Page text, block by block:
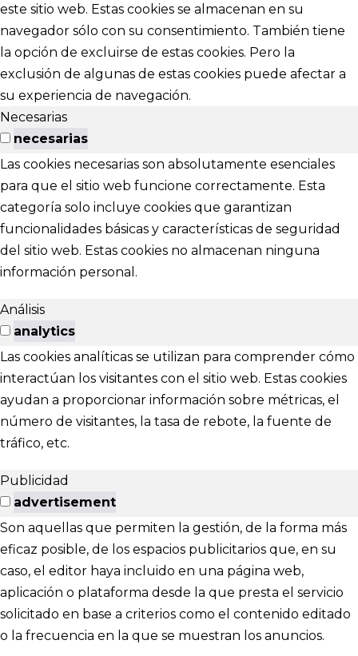
este sitio web. Estas cookies se almacenan en su
navegador sólo con su consentimiento. También tiene
la opción de excluirse de estas cookies. Pero la
exclusión de algunas de estas cookies puede afectar a
su experiencia de navegación.
Necesarias
necesarias
Las cookies necesarias son absolutamente esenciales
para que el sitio web funcione correctamente. Esta
categoría solo incluye cookies que garantizan
funcionalidades básicas y características de seguridad
del sitio web. Estas cookies no almacenan ninguna
información personal.
Análisis
analytics
Las cookies analíticas se utilizan para comprender cómo
interactúan los visitantes con el sitio web. Estas cookies
ayudan a proporcionar información sobre métricas, el
número de visitantes, la tasa de rebote, la fuente de
tráfico, etc.
Publicidad
advertisement
Son aquellas que permiten la gestión, de la forma más
eficaz posible, de los espacios publicitarios que, en su
caso, el editor haya incluido en una página web,
aplicación o plataforma desde la que presta el servicio
solicitado en base a criterios como el contenido editado
o la frecuencia en la que se muestran los anuncios.